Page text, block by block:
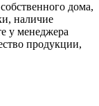
дома,
наличие
у менеджера
продукции,